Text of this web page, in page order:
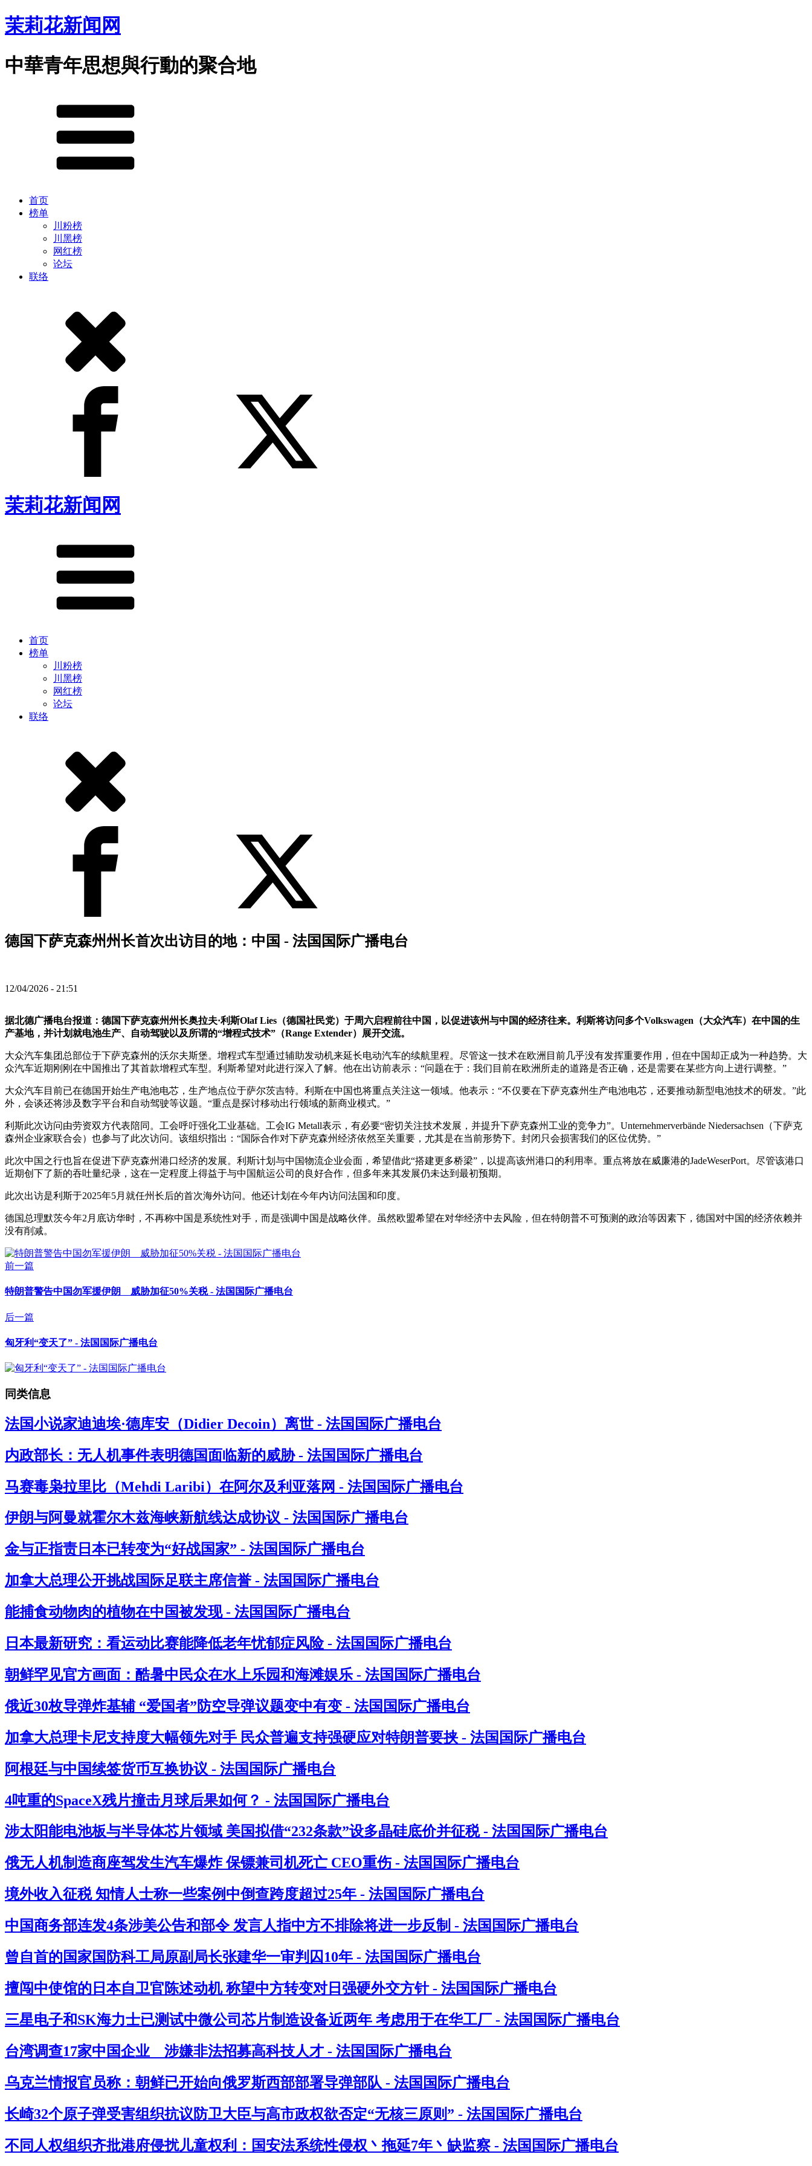
茉莉花新闻网
中華青年思想與行動的聚合地
首页
榜单
川粉榜
川黑榜
网红榜
论坛
联络
茉莉花新闻网
首页
榜单
川粉榜
川黑榜
网红榜
论坛
联络
德国下萨克森州州长首次出访目的地：中国 - 法国国际广播电台
12/04/2026 - 21:51
据北德广播电台报道：德国下萨克森州州长奥拉夫·利斯Olaf Lies（德国社民党）于周六启程前往中国，以促进该州与中国的经济往来。利斯将访问多个Volkswagen（大众汽车）在中国的生
产基地，并计划就电池生产、自动驾驶以及所谓的“增程式技术”（Range Extender）展开交流。
大众汽车集团总部位于下萨克森州的沃尔夫斯堡。增程式车型通过辅助发动机来延长电动汽车的续航里程。尽管这一技术在欧洲目前几乎没有发挥重要作用，但在中国却正成为一种趋势。大
众汽车近期刚刚在中国推出了其首款增程式车型。利斯希望对此进行深入了解。他在出访前表示：“问题在于：我们目前在欧洲所走的道路是否正确，还是需要在某些方向上进行调整。”
大众汽车目前已在德国开始生产电池电芯，生产地点位于萨尔茨吉特。利斯在中国也将重点关注这一领域。他表示：“不仅要在下萨克森州生产电池电芯，还要推动新型电池技术的研发。”此
外，会谈还将涉及数字平台和自动驾驶等议题。“重点是探讨移动出行领域的新商业模式。”
利斯此次访问由劳资双方代表陪同。工会呼吁强化工业基础。工会IG Metall表示，有必要“密切关注技术发展，并提升下萨克森州工业的竞争力”。Unternehmerverbände Niedersachsen（下萨克
森州企业家联合会）也参与了此次访问。该组织指出：“国际合作对下萨克森州经济依然至关重要，尤其是在当前形势下。封闭只会损害我们的区位优势。”
此次中国之行也旨在促进下萨克森州港口经济的发展。利斯计划与中国物流企业会面，希望借此“搭建更多桥梁”，以提高该州港口的利用率。重点将放在威廉港的JadeWeserPort。尽管该港口
近期创下了新的吞吐量纪录，这在一定程度上得益于与中国航运公司的良好合作，但多年来其发展仍未达到最初预期。
此次出访是利斯于2025年5月就任州长后的首次海外访问。他还计划在今年内访问法国和印度。
德国总理默茨今年2月底访华时，不再称中国是系统性对手，而是强调中国是战略伙伴。虽然欧盟希望在对华经济中去风险，但在特朗普不可预测的政治等因素下，德国对中国的经济依赖并
没有削减。
前一篇
特朗普警告中国勿军援伊朗 威胁加征50%关税 - 法国国际广播电台
后一篇
匈牙利“变天了” - 法国国际广播电台
同类信息
法国小说家迪迪埃·德库安（Didier Decoin）离世 - 法国国际广播电台
内政部长：无人机事件表明德国面临新的威胁 - 法国国际广播电台
马赛毒枭拉里比（Mehdi Laribi）在阿尔及利亚落网 - 法国国际广播电台
伊朗与阿曼就霍尔木兹海峡新航线达成协议 - 法国国际广播电台
金与正指责日本已转变为“好战国家” - 法国国际广播电台
加拿大总理公开挑战国际足联主席信誉 - 法国国际广播电台
能捕食动物肉的植物在中国被发现 - 法国国际广播电台
日本最新研究：看运动比赛能降低老年忧郁症风险 - 法国国际广播电台
朝鲜罕见官方画面：酷暑中民众在水上乐园和海滩娱乐 - 法国国际广播电台
俄近30枚导弹炸基辅 “爱国者”防空导弹议题变中有变 - 法国国际广播电台
加拿大总理卡尼支持度大幅领先对手 民众普遍支持强硬应对特朗普要挟 - 法国国际广播电台
阿根廷与中国续签货币互换协议 - 法国国际广播电台
4吨重的SpaceX残片撞击月球后果如何？ - 法国国际广播电台
涉太阳能电池板与半导体芯片领域 美国拟借“232条款”设多晶硅底价并征税 - 法国国际广播电台
俄无人机制造商座驾发生汽车爆炸 保镖兼司机死亡 CEO重伤 - 法国国际广播电台
境外收入征税 知情人士称一些案例中倒查跨度超过25年 - 法国国际广播电台
中国商务部连发4条涉美公告和部令 发言人指中方不排除将进一步反制 - 法国国际广播电台
曾自首的国家国防科工局原副局长张建华一审判囚10年 - 法国国际广播电台
擅闯中使馆的日本自卫官陈述动机 称望中方转变对日强硬外交方针 - 法国国际广播电台
三星电子和SK海力士已测试中微公司芯片制造设备近两年 考虑用于在华工厂 - 法国国际广播电台
台湾调查17家中国企业 涉嫌非法招募高科技人才 - 法国国际广播电台
乌克兰情报官员称：朝鲜已开始向俄罗斯西部部署导弹部队 - 法国国际广播电台
长崎32个原子弹受害组织抗议防卫大臣与高市政权欲否定“无核三原则” - 法国国际广播电台
不同人权组织齐批港府侵扰儿童权利：国安法系统性侵权丶拖延7年丶缺监察 - 法国国际广播电台